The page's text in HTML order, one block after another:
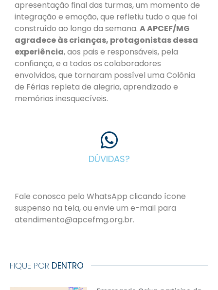
apresentação final das turmas, um momento de
integração e emoção, que refletiu tudo o que foi
construído ao longo da semana. A APCEF/MG
agradece às crianças, protagonistas dessa
experiência, aos pais e responsáveis, pela
confiança, e a todos os colaboradores
envolvidos, que tornaram possível uma Colônia
de Férias repleta de alegria, aprendizado e
memórias inesquecíveis.
DÚVIDAS?
Fale conosco pelo WhatsApp clicando ícone
suspenso na tela, ou envie um e-mail para
atendimento@apcefmg.org.br.
FIQUE POR DENTRO